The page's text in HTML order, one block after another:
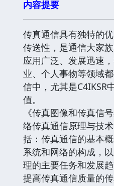
内容提要
传真通信具有独特的
传送性，是通信大家
应用广泛、发展迅速
业、个人事物等领域
信中，尤其是C4IKSR
值。
《传真图像和传真信
络传真通信原理与技
括：传真通信的基本
系统和网络的构成，
理的主要任务和发展
提高传真通信质量的